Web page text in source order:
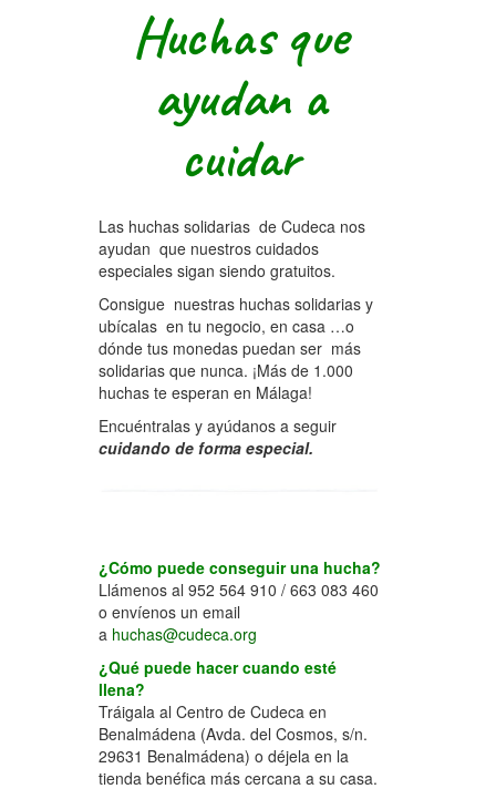
Huchas que
ayudan a
cuidar
Las huchas solidarias de Cudeca nos
ayudan que nuestros cuidados
especiales sigan siendo gratuitos.
Consigue nuestras huchas solidarias y
ubícalas en tu negocio, en casa …o
dónde tus monedas puedan ser más
solidarias que nunca. ¡Más de 1.000
huchas te esperan en Málaga!
Encuéntralas y ayúdanos a seguir
cuidando de forma especial.
¿Cómo puede conseguir una hucha?
Llámenos al 952 564 910 / 663 083 460
o envíenos un email
a huchas@cudeca.org
¿Qué puede hacer cuando esté
llena?
Tráigala al Centro de Cudeca en
Benalmádena (Avda. del Cosmos, s/n.
29631 Benalmádena) o déjela en la
tienda benéfica más cercana a su casa.